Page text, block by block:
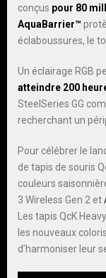
conçus pour 80
AquaBarrier™
éclaboussures, le
Un éclairage RGB
atteindre 200
SteelSeries GG
recherchant un
Pour célébrer le
de tapis de souris
couleurs
3 Wireless Gen 2 et
Les tapis QcK
les nouveaux
d’harmoniser leur